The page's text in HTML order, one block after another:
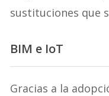
sustituciones que
BIM e IoT
Gracias a la